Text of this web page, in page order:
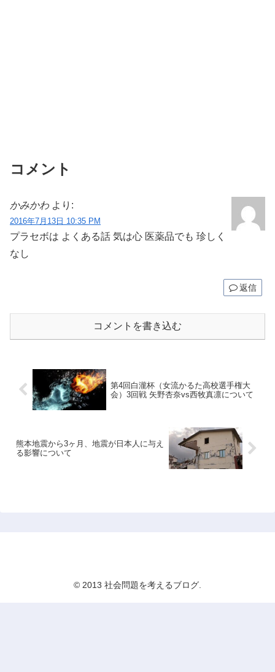
コメント
かみかわ より:
2016年7月13日 10:35 PM
プラセボは よくある話 気は心 医薬品でも 珍しく
なし
返信
コメントを書き込む
第4回白瀧杯（女流かるた高校選手権大
会）3回戦 矢野杏奈vs西牧真凛について
熊本地震から3ヶ月、地震が日本人に与え
る影響について
© 2013 社会問題を考えるブログ.